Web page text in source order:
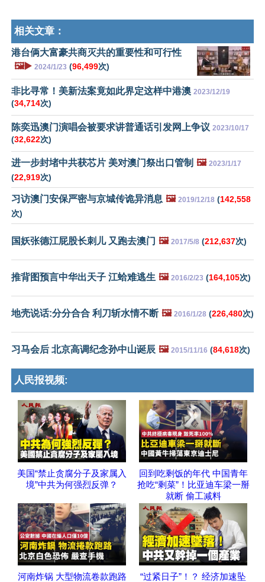
相关文章：
港台俩大富豪共商灭共的重要性和可行性
🖼️▶️ 2024/1/23 (96,499次)
非比寻常！美新法案竟如此界定这样中港澳 2023/12/19
(34,714次)
陈奕迅澳门演唱会被要求讲普通话引发网上争议 2023/10/17
(32,622次)
进一步封堵中共获芯片 美对澳门祭出口管制 🖼️ 2023/1/17
(22,919次)
习访澳门安保严密与京城传诡异消息 🖼️ 2019/12/18 (142,558
次)
国妖张德江屁股长刺儿 又跑去澳门 🖼️ 2017/5/8 (212,637次)
推背图预言中华出天子 江蛤难逃生 🖼️ 2016/2/23 (164,105次)
地壳说话:分分合合 利刀斩水情不断 🖼️ 2016/1/28 (226,480次)
习马会后 北京高调纪念孙中山诞辰 🖼️ 2015/11/16 (84,618次)
人民报视频:
美国“禁止贪腐分子及家属入
境”中共为何强烈反弹？
回到吃剩饭的年代 中国青年
抢吃“剩菜”！比亚迪车梁一掰
就断 偷工减料
河南炸锅 大型物流卷款跑路
“过紧日子”！？ 经济加速坠